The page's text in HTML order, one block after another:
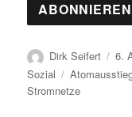
Autor
Dirk Seifert
am
6.
Sozial
Schlagwörter
Stromnetze